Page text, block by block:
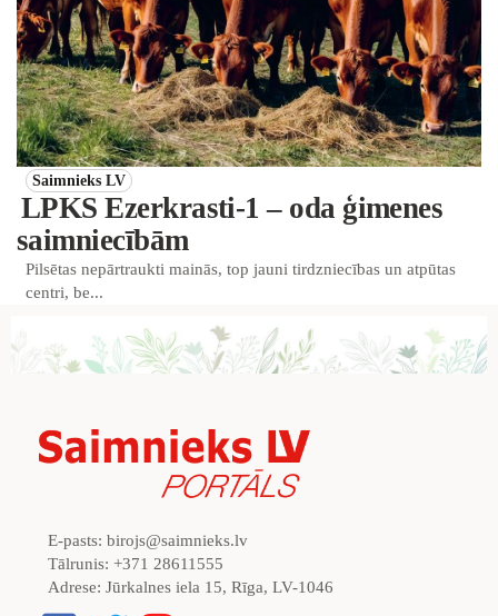
Saimnieks LV
LPKS Ezerkrasti-1 – oda ģimenes
saimniecībām
Pilsētas nepārtraukti mainās, top jauni tirdzniecības un atpūtas
centri, be...
E-pasts: birojs@saimnieks.lv
Tālrunis: +371 28611555
Adrese: Jūrkalnes iela 15, Rīga, LV-1046